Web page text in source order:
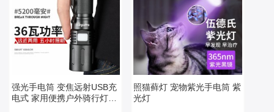
强光手电筒 变焦远射USB充
电式 家用便携户外骑行灯应
照猫藓灯 宠物紫光手电筒 紫
光灯